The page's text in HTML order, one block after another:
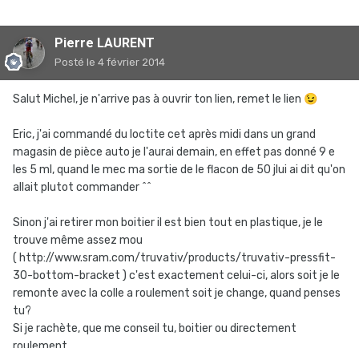
Pierre LAURENT
Posté le 4 février 2014
Salut Michel, je n'arrive pas à ouvrir ton lien, remet le lien 😉
Eric, j'ai commandé du loctite cet après midi dans un grand
magasin de pièce auto je l'aurai demain, en effet pas donné 9 e
les 5 ml, quand le mec ma sortie de le flacon de 50 jlui ai dit qu'on
allait plutot commander ^^
Sinon j'ai retirer mon boitier il est bien tout en plastique, je le
trouve même assez mou
( http://www.sram.com/truvativ/products/truvativ-pressfit-
30-bottom-bracket ) c'est exactement celui-ci, alors soit je le
remonte avec la colle a roulement soit je change, quand penses
tu?
Si je rachète, que me conseil tu, boitier ou directement